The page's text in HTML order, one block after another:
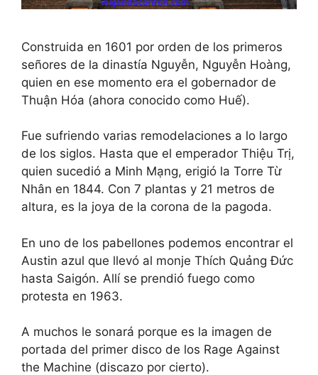
Construida en 1601 por orden de los primeros
señores de la dinastía Nguyễn, Nguyễn Hoàng,
quien en ese momento era el gobernador de
Thuận Hóa (ahora conocido como Huế).
Fue sufriendo varias remodelaciones a lo largo
de los siglos. Hasta que el emperador Thiệu Trị,
quien sucedió a Minh Mạng, erigió la Torre Từ
Nhân en 1844. Con 7 plantas y 21 metros de
altura, es la joya de la corona de la pagoda.
En uno de los pabellones podemos encontrar el
Austin azul que llevó al monje Thích Quảng Đức
hasta Saigón. Allí se prendió fuego como
protesta en 1963.
A muchos le sonará porque es la imagen de
portada del primer disco de los Rage Against
the Machine (discazo por cierto).